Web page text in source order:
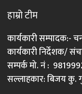
हाम्रो टीम
कार्यकारी सम्पादक:-
कार्यकारी निर्देशक/
सम्पर्क मो. नं :
सल्लाहकार: बिजय कु.